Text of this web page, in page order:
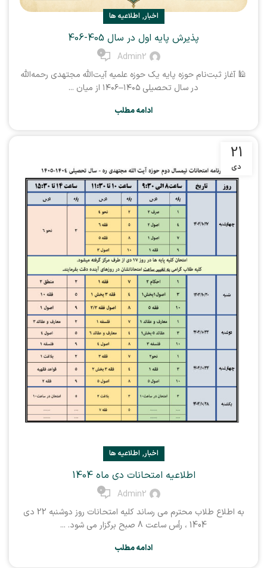
اخبار, اطلاعیه ها
پذیرش پایه اول در سال 405-406
Admin2
0
🕌 آغاز ثبت‌نام حوزه پایه یک حوزه علمیه آیت‌الله مجتهدی رحمه‌الله
در سال تحصیلی ۱۴۰۵–۱۴۰۶ از میان ...
ادامه مطلب
21
دی
اخبار, اطلاعیه ها
اطلاعیه امتحانات دی ماه 1404
Admin2
0
به اطلاع طلاب محترم می رساند کلیه امتحانات روز دوشنبه 22 دی
1404 ، رأس ساعت 8 صبح برگزار می شود. ...
ادامه مطلب